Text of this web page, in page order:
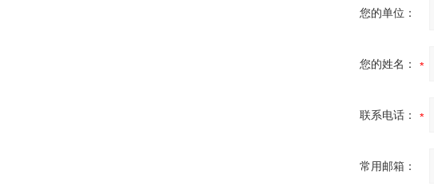
您的单位：
您的姓名：
联系电话：
常用邮箱：